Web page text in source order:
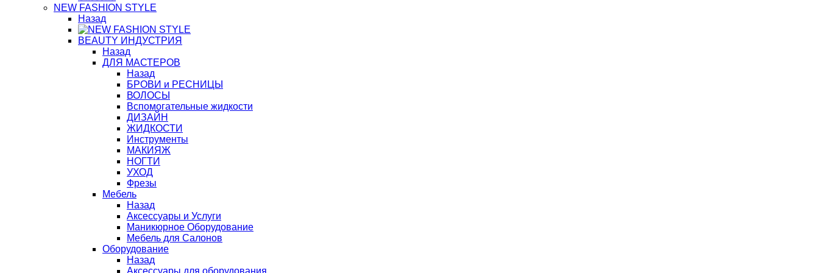
NEW FASHION STYLE
Назад
BЕАUTY ИНДУСТРИЯ
Назад
ДЛЯ МАСТЕРОВ
Назад
БРОВИ и РЕСНИЦЫ
ВОЛОСЫ
Вспомогательные жидкости
ДИЗАЙН
ЖИДКОСТИ
Инструменты
МАКИЯЖ
НОГТИ
УХОД
Фрезы
Мебель
Назад
Аксессуары и Услуги
Маникюрное Оборудование
Мебель для Салонов
Оборудование
Назад
Аксессуары для оборудования